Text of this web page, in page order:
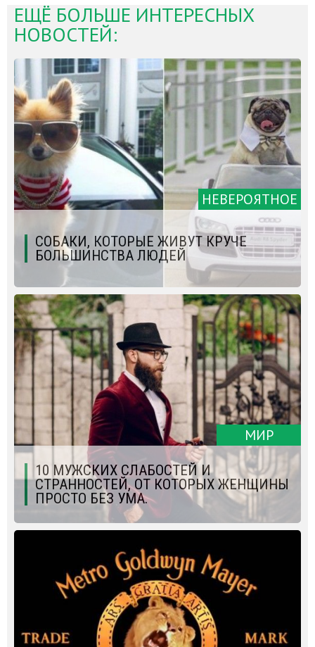
ЕЩЁ БОЛЬШЕ ИНТЕРЕСНЫХ
НОВОСТЕЙ:
НЕВЕРОЯТНОЕ
СОБАКИ, КОТОРЫЕ ЖИВУТ КРУЧЕ
БОЛЬШИНСТВА ЛЮДЕЙ
МИР
10 МУЖСКИХ СЛАБОСТЕЙ И
СТРАННОСТЕЙ, ОТ КОТОРЫХ ЖЕНЩИНЫ
ПРОСТО БЕЗ УМА.